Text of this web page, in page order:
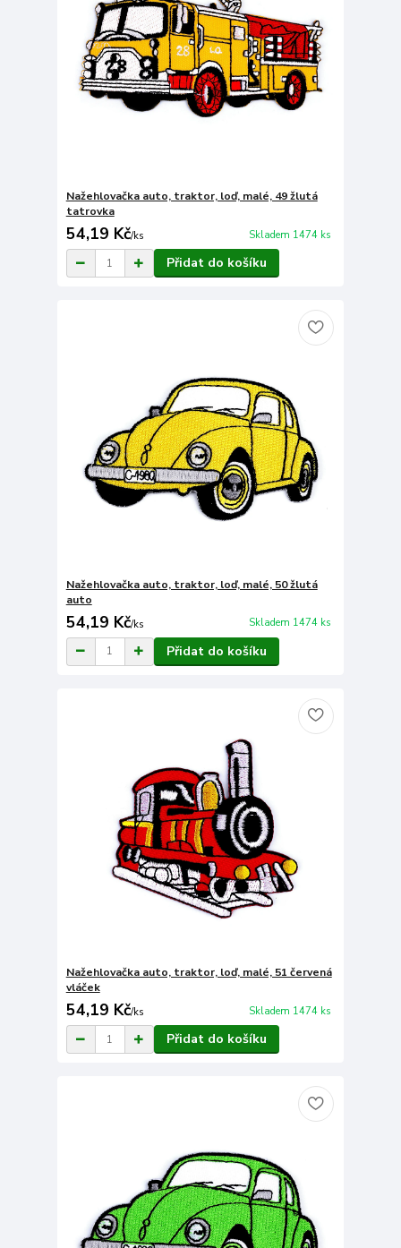
Nažehlovačka auto, traktor, loď, malé, 49 žlutá
tatrovka
54,19 Kč/ks Skladem 1474 ks
Přidat do košíku
Nažehlovačka auto, traktor, loď, malé, 50 žlutá
auto
54,19 Kč/ks Skladem 1474 ks
Přidat do košíku
Nažehlovačka auto, traktor, loď, malé, 51 červená
vláček
54,19 Kč/ks Skladem 1474 ks
Přidat do košíku